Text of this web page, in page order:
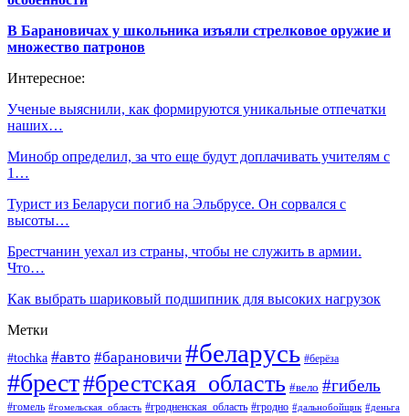
В Барановичах у школьника изъяли стрелковое оружие и
множество патронов
Интересное:
Ученые выяснили, как формируются уникальные отпечатки
наших…
Минобр определил, за что еще будут доплачивать учителям с
1…
Турист из Беларуси погиб на Эльбрусе. Он сорвался с
высоты…
Брестчанин уехал из страны, чтобы не служить в армии.
Что…
Как выбрать шариковый подшипник для высоких нагрузок
Метки
#tochka #авто #барановичи #беларусь #берёза
#брест#брестская_область #вело #гибель
#гомель #гомельская_область #гродненская_область #гродно #дальнобойщик #деньга